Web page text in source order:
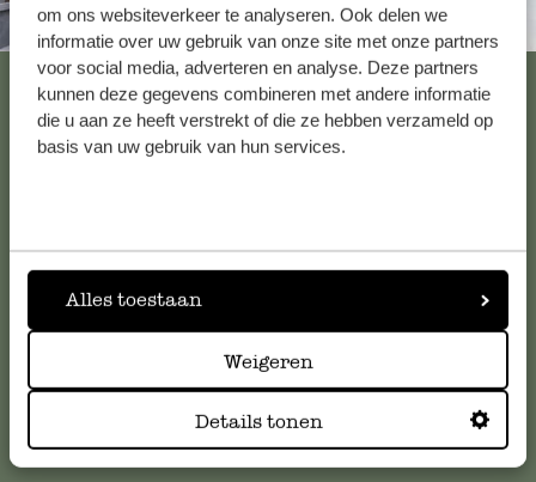
om ons websiteverkeer te analyseren. Ook delen we
informatie over uw gebruik van onze site met onze partners
voor social media, adverteren en analyse. Deze partners
kunnen deze gegevens combineren met andere informatie
die u aan ze heeft verstrekt of die ze hebben verzameld op
basis van uw gebruik van hun services.
Alles toestaan
Weigeren
Details tonen
Immer in der Nähe
Alle 62 Geschäfte anzeigen
Sie sich bitte an unseren Kundenservice. Oder lesen Sie hier
die Antworten aufhäufig gestellte Fragen
kundenservice@dille-kamille.de
Online-Kundenservice